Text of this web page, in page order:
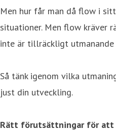
Men hur får man då flow i
situationer. Men flow kräver
inte är tillräckligt
Så tänk igenom vilka
just din utveckling.
Rätt förutsättningar för att